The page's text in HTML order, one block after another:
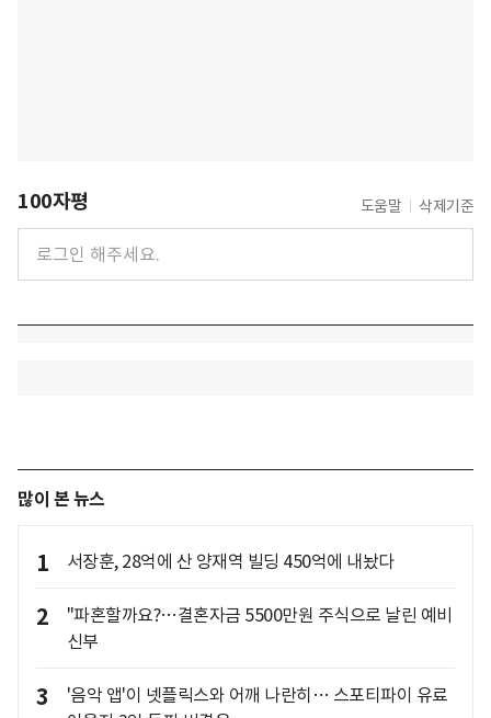
100자평 도움말 삭제기준
많이 본 뉴스
1 서장훈, 28억에 산 양재역 빌딩 450억에 내놨다
2
"파혼할까요?…결혼자금 5500만원 주식으로 날린 예비
신부
3
'음악 앱'이 넷플릭스와 어깨 나란히… 스포티파이 유료